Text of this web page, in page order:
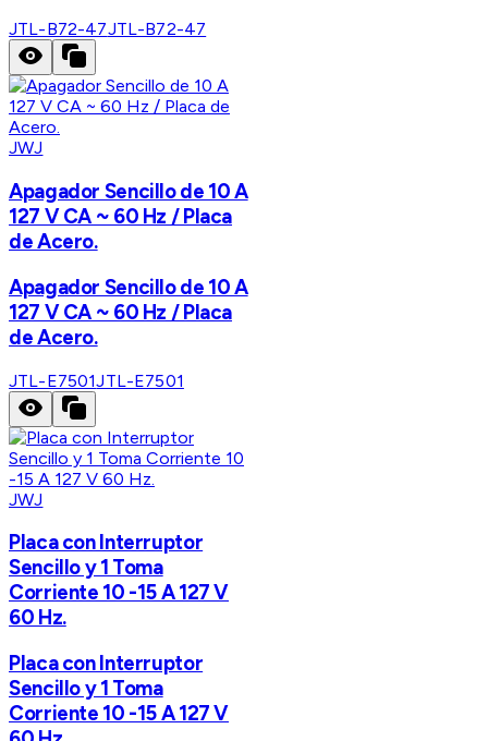
JTL-B72-47JTL-B72-47
JWJ
Apagador Sencillo de 10 A
127 V CA ~ 60 Hz / Placa
de Acero.
Apagador Sencillo de 10 A
127 V CA ~ 60 Hz / Placa
de Acero.
JTL-E7501JTL-E7501
JWJ
Placa con Interruptor
Sencillo y 1 Toma
Corriente 10 -15 A 127 V
60 Hz.
Placa con Interruptor
Sencillo y 1 Toma
Corriente 10 -15 A 127 V